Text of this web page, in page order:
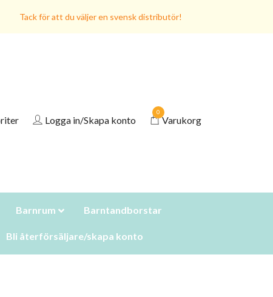
Tack för att du väljer en svensk distributör!
Logga in/Skapa konto
0
Varukorg
Barnrum Barntandborstar
Bli återförsäljare/skapa konto